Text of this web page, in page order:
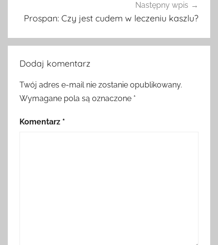
Następny wpis
Prospan: Czy jest cudem w leczeniu kaszlu?
Dodaj komentarz
Twój adres e-mail nie zostanie opublikowany.
Wymagane pola są oznaczone *
Komentarz *